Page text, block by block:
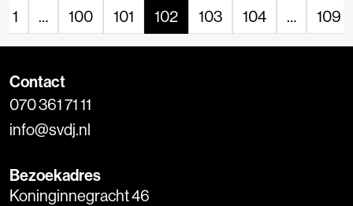
1 … 100 101 102 103 104 … 109
Contact
070 361 71 11
info@svdj.nl
Bezoekadres
Koninginnegracht 46